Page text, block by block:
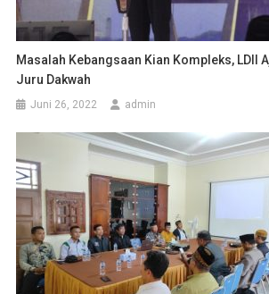
Masalah Kebangsaan Kian Kompleks, LDII
Juru Dakwah
Juni 26, 2022 admin